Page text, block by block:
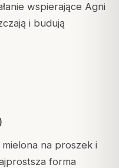
wspierające Agni
i budują
mielona na proszek i
forma